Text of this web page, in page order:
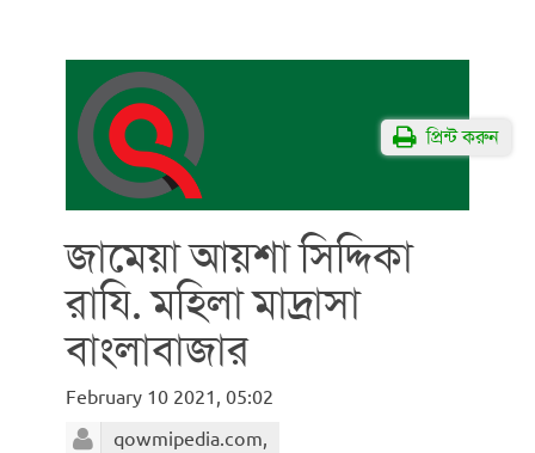
জামেয়া আয়শা সিদ্দিকা
রাযি. মহিলা মাদ্রাসা
বাংলাবাজার
February 10 2021, 05:02
qowmipedia.com,
প্রিন্ট করুন